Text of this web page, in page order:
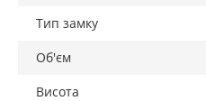
Тип замку
Об'єм
Висота